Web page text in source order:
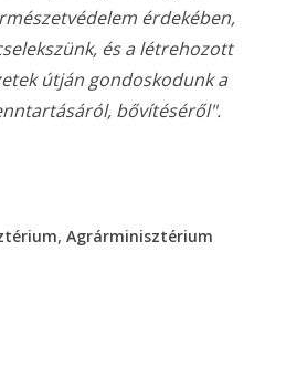
érdekében,
és a létrehozott
útján gondoskodunk a
bővítéséről".
, Agrárminisztérium